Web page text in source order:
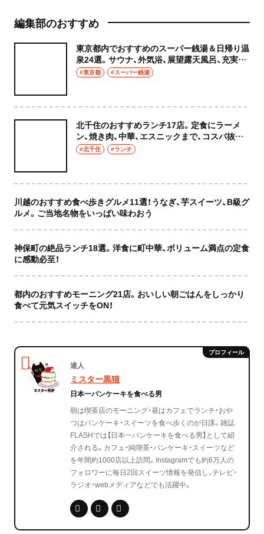
編集部のおすすめ
東京都内でおすすめのスーパー銭湯＆日帰り温
泉24選。サウナ、外気浴、展望露天風呂、充実の
癒やし空間へ
#東京都 #スーパー銭湯
北千住のおすすめランチ17店。定食にラーメ
ン、焼き肉、中華、エスニックまで、コスパ抜群
な店もおしゃれな店も網羅してご紹介！
#北千住 #ランチ
川越のおすすめ食べ歩きグルメ11選！うなぎ、芋スイーツ、B級グ
ルメ。ご当地名物をいっぱい味わおう
神保町の絶品ランチ18選。洋食に町中華、ボリューム満点の定食
に感動必至！
都内のおすすめモーニング21店。おいしい朝ごはんをしっかり
食べて元気スイッチをON！
達人
ミスター黒猫
日本一パンケーキを食べる男
朝は喫茶店のモーニング・昼はカフェでランチ・おや
つはパンケーキ・スイーツを食べ歩くのが日課。雑誌
FLASHでは【日本一パンケーキを食べる男】として紹
介される。カフェ・純喫茶・パンケーキ・スイーツなど
を年間約1000店以上訪問。Instagramでも約6万人の
フォロワーに毎日2回スイーツ情報を発信し、テレビ・
ラジオ・webメディアなどでも活躍中。